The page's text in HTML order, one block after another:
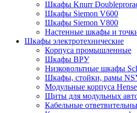
Шкафы Knurr
Шкафы Siemon V600
Шкафы Siemon V800
Настенные шкафы и
Шкафы электротехнические
Корпуса промышленные
Шкафы ВРУ
Низковольтные шкафы
Шкафы, стойки, рамы
Модульные корпуса
Щиты для модульных
Кабельные